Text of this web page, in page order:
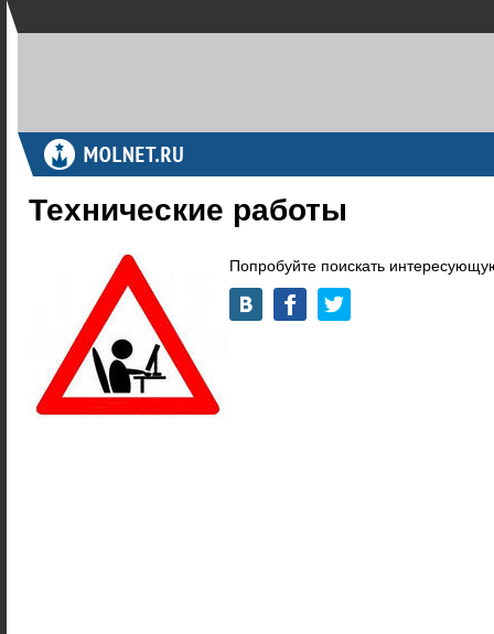
Технические работы
Попробуйте поискать